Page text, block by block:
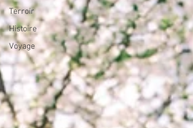
Terroir
Histoire
Voyage